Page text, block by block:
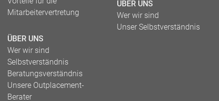
Mitarbeitervertretung
ÜBER UNS
Wer wir sind
Selbstverständnis
Beratungsverständnis
Unsere Outplacement-
Berater
ÜBER UNS
Wer wir sind
Unser Selbstverständnis